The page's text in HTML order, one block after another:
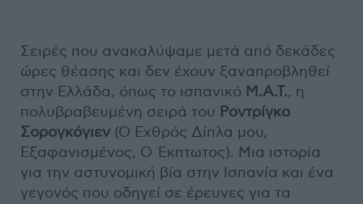
Σειρές που ανακαλύψαμε μετά από δεκάδες
ώρες θέασης και δεν έχουν ξαναπροβληθεί
στην Ελλάδα, όπως το ισπανικό M.A.T., η
πολυβραβευμένη σειρά του Ροντρίγκο
Σορογκόγιεν (Ο Εχθρός Δίπλα μου,
Εξαφανισμένος, Ο Έκπτωτος). Μια ιστορία
για την αστυνομική βία στην Ισπανία και ένα
γεγονός που οδηγεί σε έρευνες για τα